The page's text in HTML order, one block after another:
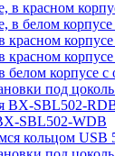
в красном
в белом
красном
красном
белом корпусе
под
BX-SBL502-
SBL502-WDB
кольцом USB